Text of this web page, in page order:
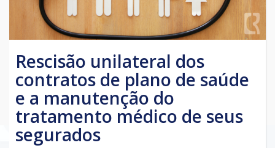
Rescisão unilateral dos
contratos de plano de saúde
e a manutenção do
tratamento médico de seus
segurados